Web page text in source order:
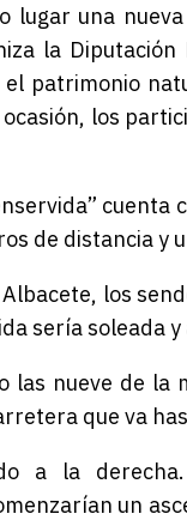
lugar una
la
patrimonio
los
de distancia y
los
sería soleada
las nueve de la
que va
a la
un